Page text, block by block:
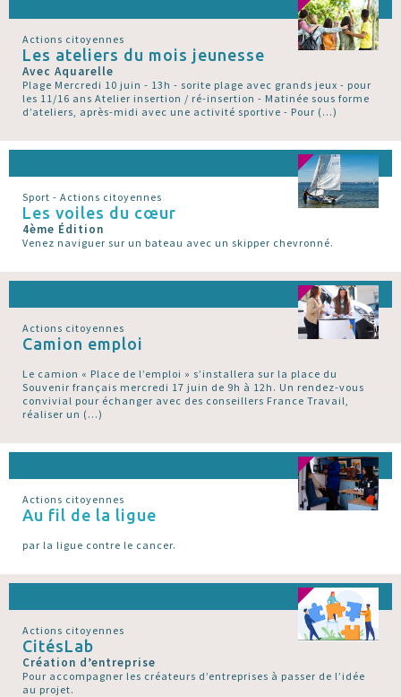
Actions citoyennes
Les ateliers du mois jeunesse
Avec Aquarelle
Plage Mercredi 10 juin - 13h - sorite plage avec grands jeux - pour
les 11/16 ans Atelier insertion / ré-insertion - Matinée sous forme
d’ateliers, après-midi avec une activité sportive - Pour (…)
Sport - Actions citoyennes
Les voiles du cœur
4ème Édition
Venez naviguer sur un bateau avec un skipper chevronné.
Actions citoyennes
Camion emploi
Le camion « Place de l’emploi » s’installera sur la place du
Souvenir français mercredi 17 juin de 9h à 12h. Un rendez-vous
convivial pour échanger avec des conseillers France Travail,
réaliser un (…)
Actions citoyennes
Au fil de la ligue
par la ligue contre le cancer.
Actions citoyennes
CitésLab
Création d’entreprise
Pour accompagner les créateurs d’entreprises à passer de l’idée
au projet.